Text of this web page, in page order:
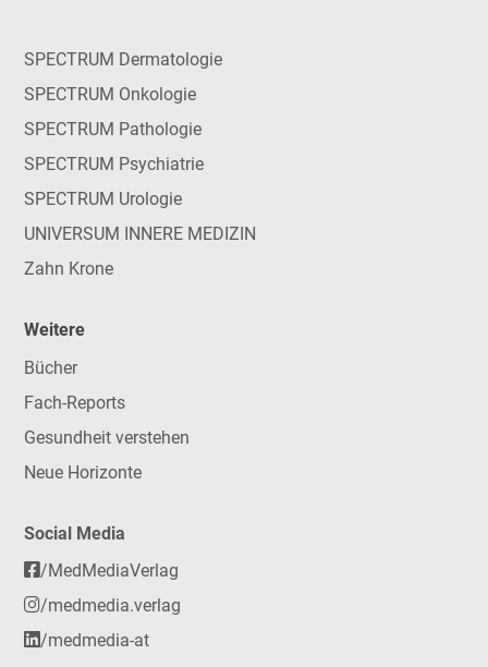
SPECTRUM Dermatologie
SPECTRUM Onkologie
SPECTRUM Pathologie
SPECTRUM Psychiatrie
SPECTRUM Urologie
UNIVERSUM INNERE MEDIZIN
Zahn Krone
Weitere
Bücher
Fach-Reports
Gesundheit verstehen
Neue Horizonte
Social Media
/MedMediaVerlag
/medmedia.verlag
/medmedia-at